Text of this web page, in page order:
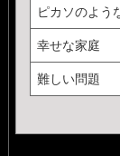
ピカソのよう
幸せな家庭
難しい問題